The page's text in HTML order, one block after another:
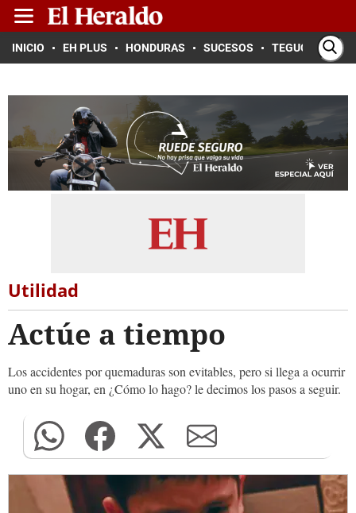
INICIO EH PLUS HONDURAS SUCESOS TEGUCIGALPA
Utilidad
Actúe a tiempo
Los accidentes por quemaduras son evitables, pero si llega a ocurrir
uno en su hogar, en ¿Cómo lo hago? le decimos los pasos a seguir.